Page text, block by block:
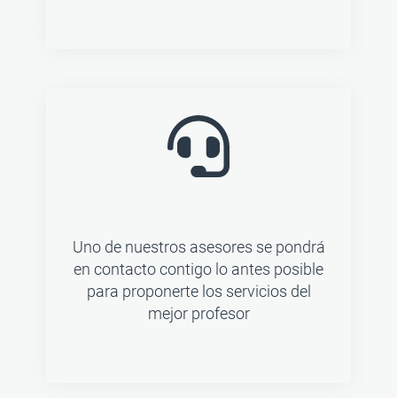
Uno de nuestros asesores se pondrá
en contacto contigo lo antes posible
para proponerte los servicios del
mejor profesor